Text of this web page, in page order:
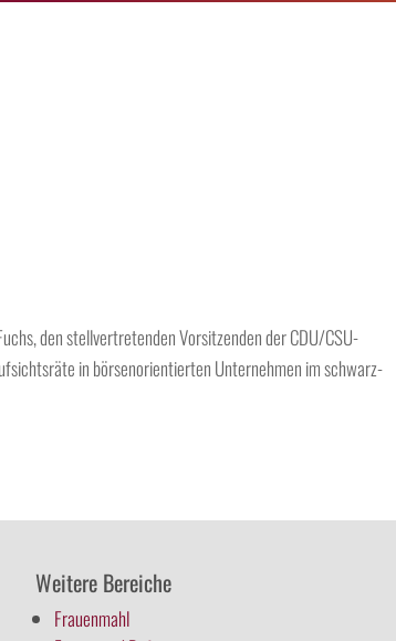
den stellvertretenden Vorsitzenden der CDU/CSU-
in börsenorientierten Unternehmen im schwarz-
Weitere Bereiche
Frauenmahl